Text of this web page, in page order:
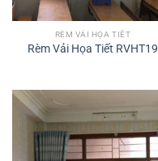
RÈM VẢI HỌA TIẾT
Rèm Vải Họa Tiết RVHT19